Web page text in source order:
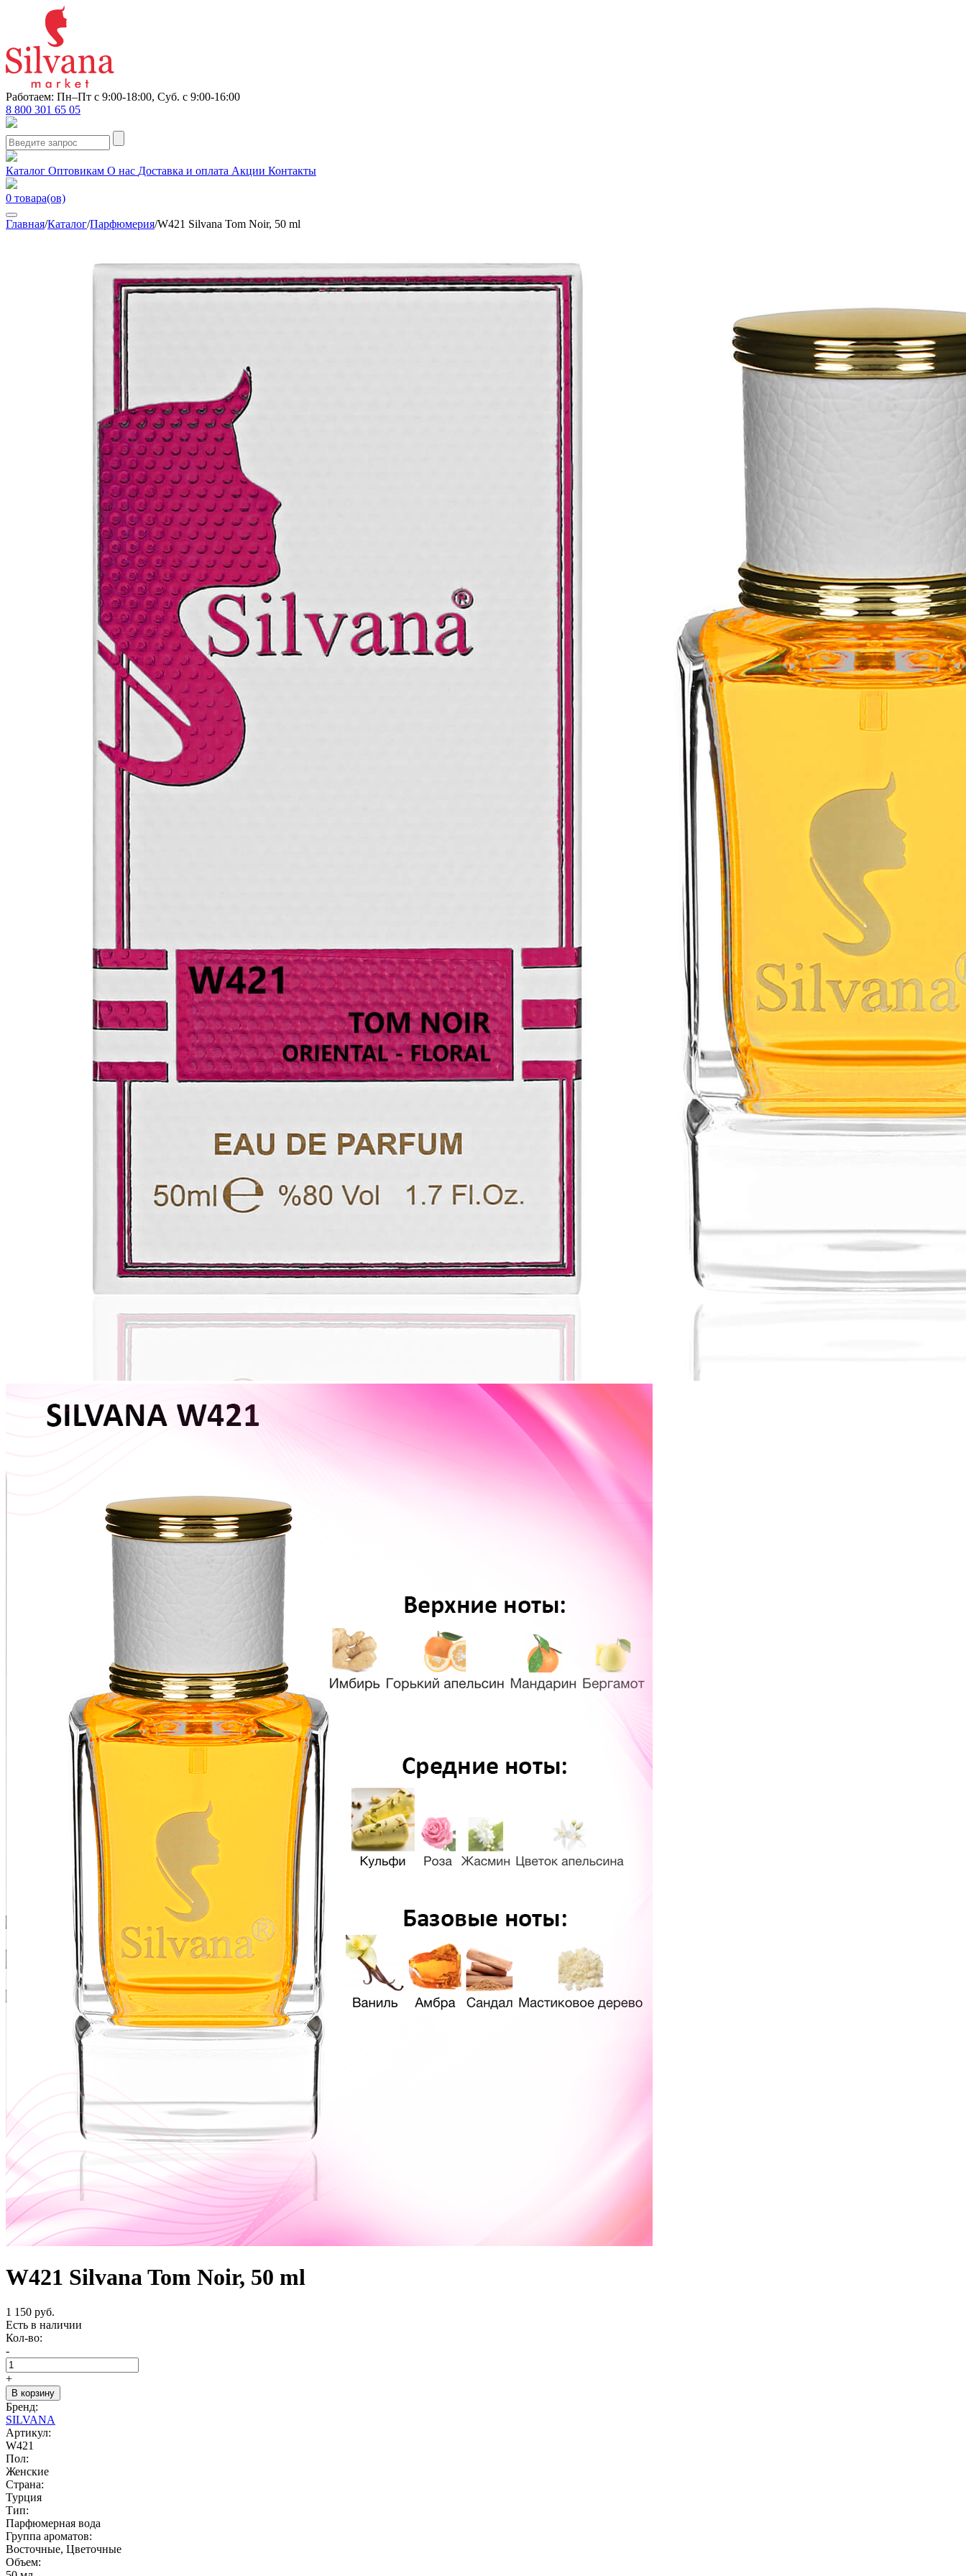
Работаем: Пн–Пт с 9:00-18:00, Суб. с 9:00-16:00
8 800 301 65 05
Каталог Оптовикам О нас Доставка и оплата Акции Контакты
0 товара(ов)
Главная/Каталог/Парфюмерия/W421 Silvana Tom Noir, 50 ml
W421 Silvana Tom Noir, 50 ml
1 150 руб.
Есть в наличии
Кол-во:
-
+
В корзину
Бренд:
SILVANA
Артикул:
W421
Пол:
Женские
Страна:
Турция
Тип:
Парфюмерная вода
Группа ароматов:
Восточные, Цветочные
Объем: